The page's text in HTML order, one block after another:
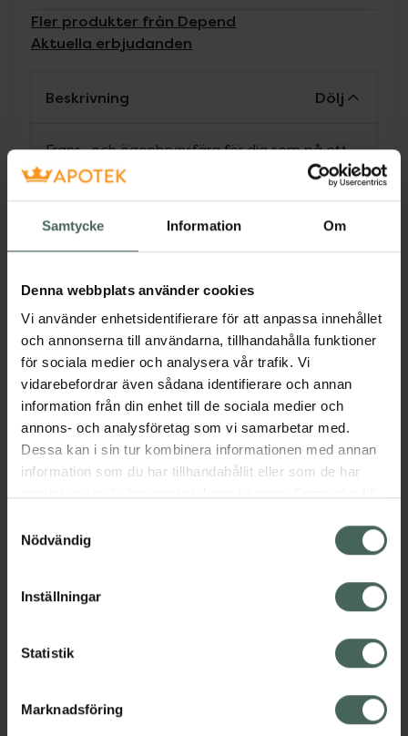
Samtycke Information Om
Denna webbplats använder cookies
Vi använder enhetsidentifierare för att anpassa innehållet
och annonserna till användarna, tillhandahålla funktioner
för sociala medier och analysera vår trafik. Vi
vidarebefordrar även sådana identifierare och annan
information från din enhet till de sociala medier och
annons- och analysföretag som vi samarbetar med.
Dessa kan i sin tur kombinera informationen med annan
information som du har tillhandahållit eller som de har
återkalla ditt samtycke via webbplatsens
cookieinställningar. Ett återkallat samtycke påverkar inte
lagligheten av behandling som skett innan återkallelsen.
Nödvändig
Inställningar
Statistik
Marknadsföring
Fler produkter från Depend
Aktuella erbjudanden
Beskrivning Dölj
Frans- och ögonbrynsfärg för dig som på ett
snabbt och säkert sätt vill färga dina fransar
och bryn. Resultatet håller i upp till 4 veckor
när du vaknar på morgonen, när du tränar,
brunsvart, mörkbrun och brun. En förpackning
räcker till 5-7 behandlingar.
Jämförpris 119 kr/st
EAN:07391715090176
Kategorier:
Fransfärg och ögonbrynsfärgMakeup
Makeup för ögonÖgonbryn